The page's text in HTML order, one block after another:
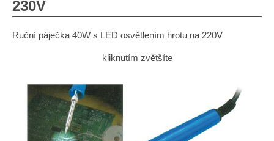
230V
Ruční páječka 40W s LED osvětlením hrotu na 220V
kliknutím zvětšíte